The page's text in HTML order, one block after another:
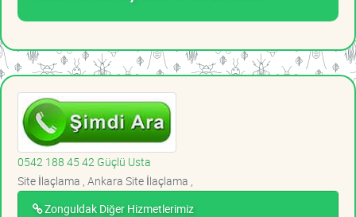
0542 188 45 42 Güçlü Usta
Site İlaçlama , Ankara Site İlaçlama ,
Zonguldak Diğer Hizmetlerimiz